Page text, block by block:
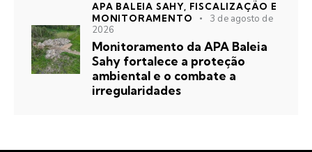
APA BALEIA SAHY, FISCALIZAÇÃO E
MONITORAMENTO
3 de agosto de
2026
Monitoramento da APA Baleia
Sahy fortalece a proteção
ambiental e o combate a
irregularidades